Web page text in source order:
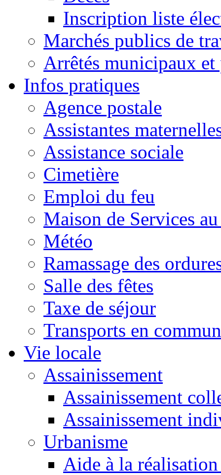
Inscription liste
Marchés publics de
Arrêtés municipaux et
Infos pratiques
Agence postale
Assistantes
Assistance sociale
Cimetière
Emploi du feu
Maison de Services
Météo
Ramassage des
Salle des fêtes
Taxe de séjour
Transports en commun
Vie locale
Assainissement
Assainissement
Assainissement
Urbanisme
Aide à la réalisation